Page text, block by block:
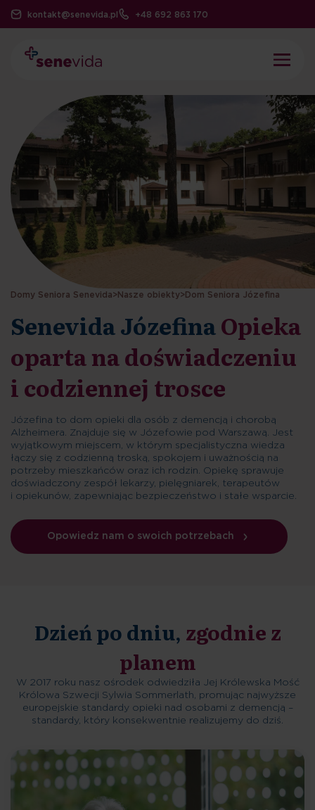
kontakt@senevida.pl +48 692 863 170
Domy Seniora Senevida> Nasze obiekty> Dom Seniora Józefina
Senevida JózefinaOpieka
oparta na doświadczeniu
i codziennej trosce
Józefina to dom opieki dla osób z demencją i chorobą
Alzheimera. Znajduje się w Józefowie pod Warszawą. Jest
wyjątkowym miejscem, w którym specjalistyczna wiedza
łączy się z codzienną troską, spokojem i uważnością na
potrzeby mieszkańców oraz ich rodzin. Opiekę sprawuje
doświadczony zespół lekarzy, pielęgniarek, terapeutów
i opiekunów, zapewniając bezpieczeństwo i stałe wsparcie.
Opowiedz nam o swoich potrzebach
Dzień po dniu, zgodnie z
planem
W 2017 roku nasz ośrodek odwiedziła Jej Królewska Mość
Królowa Szwecji Sylwia Sommerlath, promując najwyższe
europejskie standardy opieki nad osobami z demencją –
standardy, który konsekwentnie realizujemy do dziś.